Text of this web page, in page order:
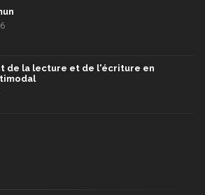
de la lecture et de l'écriture en